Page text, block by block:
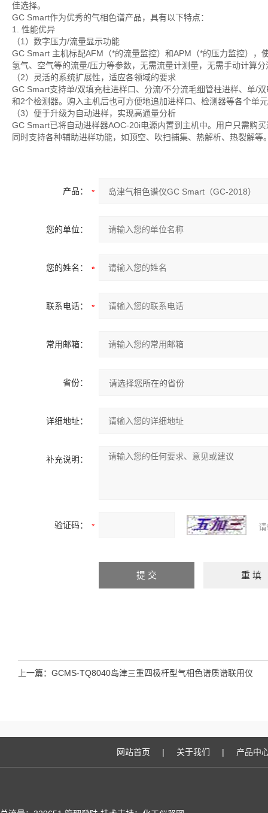
佳选择。
GC Smart作为优秀的气相色谱产品，具有以下特点：
1. 性能优异
（1）数字压力/流量显示功能
GC Smart 主机标配AFM（*的流量监控）和APM（*的压力监控）
氢气、空气等的流量/压力等参数，无需流量计测量，无需手动计算
（2）灵活的系统扩展性，适应各领域的要求
GC Smart支持单/双填充柱进样口、分流/不分流毛细管柱进样、单/
和2个检测器。购入主机后也可方便地追加进样口、检测器等各个单
（3）便于升级为自动进样，实现高通量分析
GC Smart已将自动进样器AOC-20i电源内置到主机中。用户只需购
同时支持各种辅助进样功能，如顶空、吹扫捕集、热解析、热裂解等
产品：
您的单位：
您的姓名：
联系电话：
常用邮箱：
省份：
详细地址：
补充说明：
验证码：
上一篇： GCMS-TQ8040岛津三重四极杆型气相色谱质谱联用仪
网站首页 | 关于我们 | 产品中